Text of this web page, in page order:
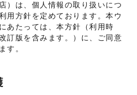
）は、個人情報の取り扱いにつ
用方針を定めております。本ウ
あたっては、本方針（利用時
訂版を含みます。）に、ご同意
す。